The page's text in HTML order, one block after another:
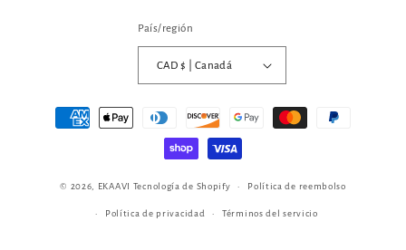
País/región
CAD $ | Canadá
Formas
© 2026, EKAAVI Tecnología de Shopify Política de reembolso
Política de privacidad Términos del servicio